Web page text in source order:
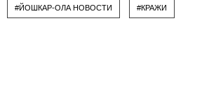
#ЙОШКАР-ОЛА НОВОСТИ #КРАЖИ